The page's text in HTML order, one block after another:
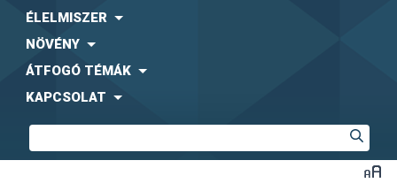
ÉLELMISZER
NÖVÉNY
ÁTFOGÓ TÉMÁK
KAPCSOLAT